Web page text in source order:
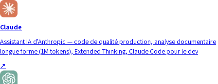
Claude
Assistant IA d'Anthropic — code de qualité production, analyse documentaire
longue forme (1M tokens), Extended Thinking, Claude Code pour le dev
↗